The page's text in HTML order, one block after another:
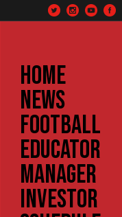
HOME
NEWS
FOOTBALL
EDUCATOR
MANAGER
INVESTOR